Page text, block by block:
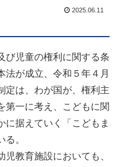
2025.06.11
児童の権利に関する条
法が成立、令和５年４月
定は、わが国が、権利主
第一に考え、こどもに関
に据えていく「こどもま
。
教育施設においても、